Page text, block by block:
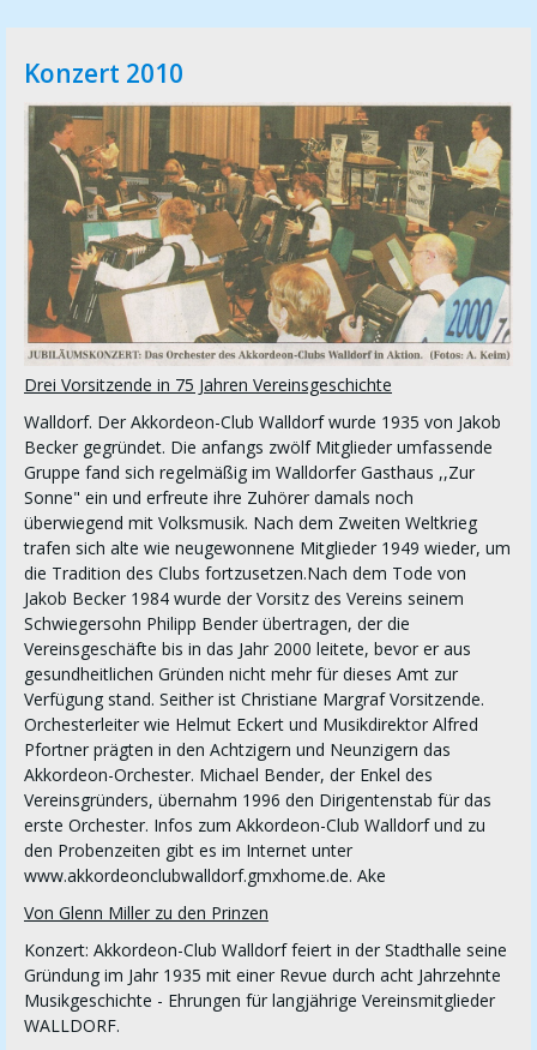
Konzert 2010
Drei Vorsitzende in 75 Jahren Vereinsgeschichte
Walldorf. Der Akkordeon-Club Walldorf wurde 1935 von Jakob
Becker gegründet. Die anfangs zwölf Mitglieder umfassende
Gruppe fand sich regelmäßig im Walldorfer Gasthaus ,,Zur
Sonne" ein und erfreute ihre Zuhörer damals noch
überwiegend mit Volksmusik. Nach dem Zweiten Weltkrieg
trafen sich alte wie neugewonnene Mitglieder 1949 wieder, um
die Tradition des Clubs fortzusetzen.Nach dem Tode von
Jakob Becker 1984 wurde der Vorsitz des Vereins seinem
Schwiegersohn Philipp Bender übertragen, der die
Vereinsgeschäfte bis in das Jahr 2000 leitete, bevor er aus
gesundheitlichen Gründen nicht mehr für dieses Amt zur
Verfügung stand. Seither ist Christiane Margraf Vorsitzende.
Orchesterleiter wie Helmut Eckert und Musikdirektor Alfred
Pfortner prägten in den Achtzigern und Neunzigern das
Akkordeon-Orchester. Michael Bender, der Enkel des
Vereinsgründers, übernahm 1996 den Dirigentenstab für das
erste Orchester. Infos zum Akkordeon-Club Walldorf und zu
den Probenzeiten gibt es im Internet unter
www.akkordeonclubwalldorf.gmxhome.de. Ake
Von Glenn Miller zu den Prinzen
Konzert: Akkordeon-Club Walldorf feiert in der Stadthalle seine
Gründung im Jahr 1935 mit einer Revue durch acht Jahrzehnte
Musikgeschichte - Ehrungen für langjährige Vereinsmitglieder
WALLDORF.